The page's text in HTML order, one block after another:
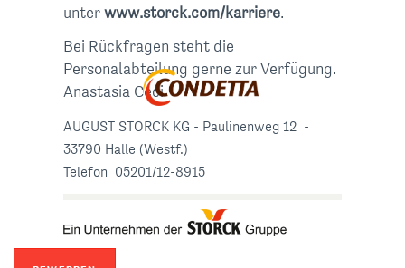
unter www.storck.com/karriere.
Bei Rückfragen steht die
Personalabteilung gerne zur Verfügung.
Anastasia Ceci
AUGUST STORCK KG - Paulinenweg 12 -
33790 Halle (Westf.)
Telefon 05201/12-8915